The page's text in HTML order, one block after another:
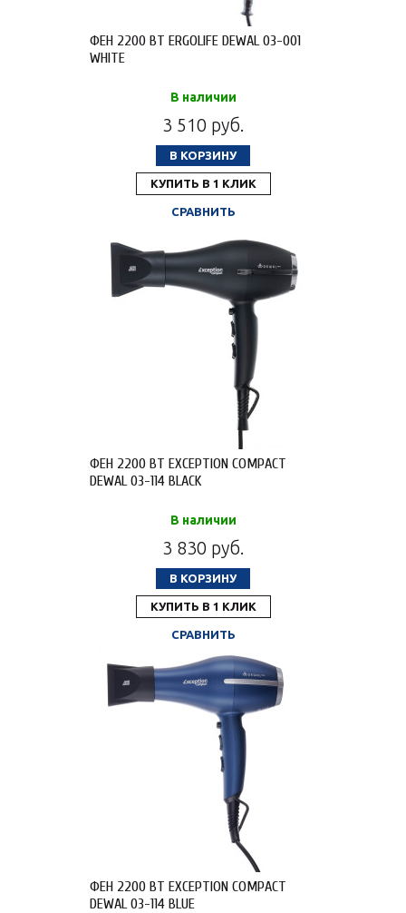
ФЕН 2200 ВТ ERGOLIFE DEWAL 03-001
WHITE
В наличии
3 510 руб.
В КОРЗИНУ
КУПИТЬ В 1 КЛИК
СРАВНИТЬ
ФЕН 2200 ВТ EXCEPTION COMPACT
DEWAL 03-114 BLACK
В наличии
3 830 руб.
В КОРЗИНУ
КУПИТЬ В 1 КЛИК
СРАВНИТЬ
ФЕН 2200 ВТ EXCEPTION COMPACT
DEWAL 03-114 BLUE